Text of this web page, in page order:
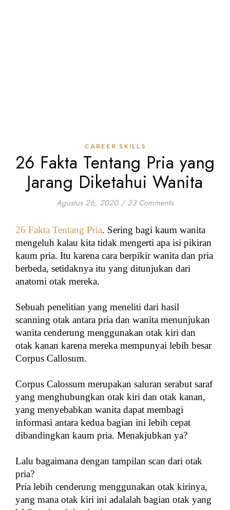
CAREER SKILLS
26 Fakta Tentang Pria yang
Jarang Diketahui Wanita
Agustus 26, 2020 / 23 Comments
26 Fakta Tentang Pria. Sering bagi kaum wanita
mengeluh kalau kita tidak mengerti apa isi pikiran
kaum pria. Itu karena cara berpikir wanita dan pria
berbeda, setidaknya itu yang ditunjukan dari
anatomi otak mereka.
Sebuah penelitian yang meneliti dari hasil
scanning otak antara pria dan wanita menunjukan
wanita cenderung menggunakan otak kiri dan
otak kanan karena mereka mempunyai lebih besar
Corpus Callosum.
Corpus Calossum merupakan saluran serabut saraf
yang menghubungkan otak kiri dan otak kanan,
yang menyebabkan wanita dapat membagi
informasi antara kedua bagian ini lebih cepat
dibandingkan kaum pria. Menakjubkan ya?
Lalu bagaimana dengan tampilan scan dari otak
pria?
Pria lebih cenderung menggunakan otak kirinya,
yang mana otak kiri ini adalalah bagian otak yang